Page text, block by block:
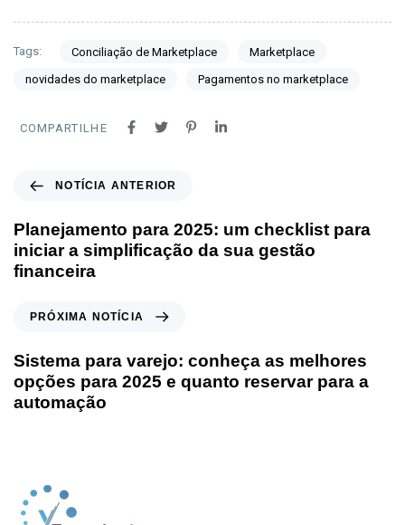
Tags: Conciliação de Marketplace Marketplace
novidades do marketplace Pagamentos no marketplace
COMPARTILHE
NOTÍCIA ANTERIOR
Planejamento para 2025: um checklist para
iniciar a simplificação da sua gestão
financeira
PRÓXIMA NOTÍCIA
Sistema para varejo: conheça as melhores
opções para 2025 e quanto reservar para a
automação